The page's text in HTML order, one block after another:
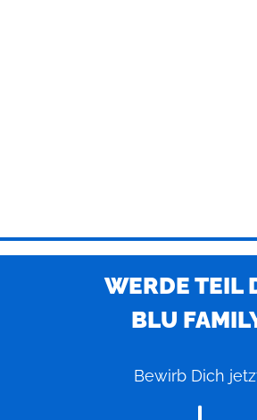
WERDE TEIL
BLU
Bewirb Dich